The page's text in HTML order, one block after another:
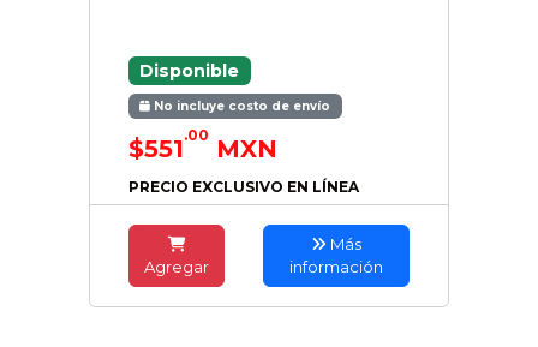
Disponible
No incluye costo de envío
$551.00 MXN
PRECIO EXCLUSIVO EN LÍNEA
Agregar
Más
información